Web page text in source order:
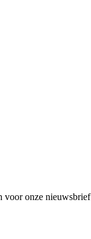
voor onze nieuwsbrief